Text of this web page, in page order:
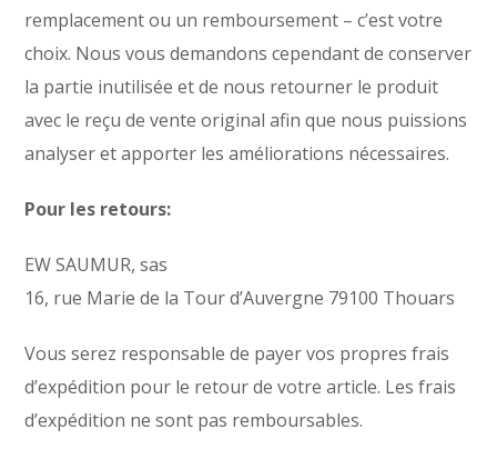
remplacement ou un remboursement –c’est votre
choix. Nous vous demandons cependant de conserver
la partie inutilisée et de nous retourner le produit
avec le reçu de vente original afin que nous puissions
analyser et apporter les améliorations nécessaires.
Pour les retours:
EW SAUMUR, sas
16, rue Marie de la Tourd’Auvergne 79100 Thouars
Vous serez responsable de payer vos propres frais
d’expédition pour le retour de votre article. Les frais
d’expédition ne sont pas remboursables.